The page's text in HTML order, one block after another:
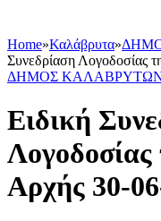
Home»Καλάβρυτα»
Συνεδρίαση Λογοδοσίας
ΔΗΜΟΣ
Ειδική
Λογοδοσίας
Αρχής 30-